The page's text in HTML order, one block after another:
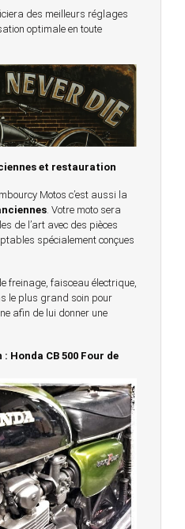
des meilleurs réglages
optimale en toute
et restauration
Motos c’est aussi la
. Votre moto sera
de l’art avec des pièces
spécialement conçues
freinage, faisceau électrique,
le plus grand soin pour
afin de lui donner une
Honda CB 500 Four de
78 - 7bis chemin de la
Chambourcy -
depuis 20 ans à votre
en Laye et Poissy
- Dépôt vente - Réparation